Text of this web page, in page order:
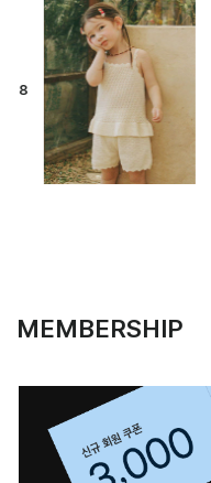
MEMBERSHIP